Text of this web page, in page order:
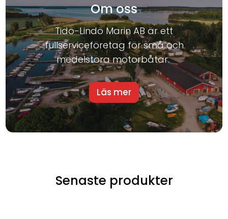
Om oss
Tidö-Lindö Marin AB är ett
fullserviceföretag för små och
medelstora motorbåtar.
Läs mer
Senaste produkter